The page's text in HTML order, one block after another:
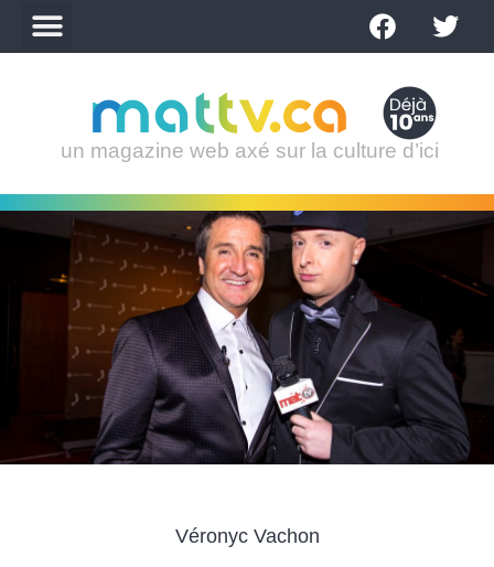
un magazine web axé sur la culture d’ici
Véronyc Vachon